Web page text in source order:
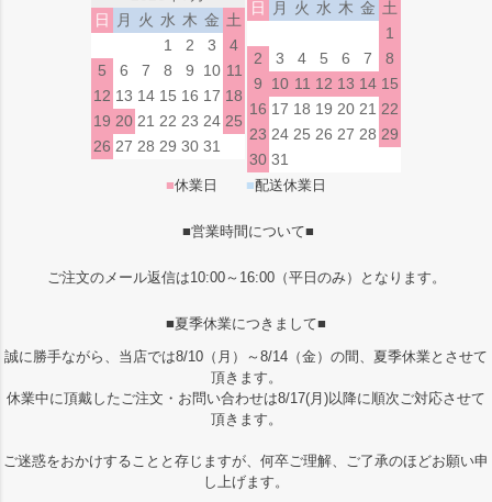
日
月 火 水 木 金 土
1
2 3
4
5
6 7 8 9 10 11
12 13 14 15 16 17 18
19 20 21 22 23 24 25
26 27 28 29 30 31
日
月 火 水 木 金 土
1
2
3 4 5 6 7
8
9
10 11 12 13 14 15
16 17 18 19 20 21 22
23 24 25 26 27 28 29
30 31
■休業日 ■配送休業日
■営業時間について■
ご注文のメール返信は10:00～16:00（平日のみ）となります。
■夏季休業につきまして■
誠に勝手ながら、当店では8/10（月）～8/14（金）の間、夏季休業とさせて
頂きます。
休業中に頂戴したご注文・お問い合わせは8/17(月)以降に順次ご対応させて
頂きます。
ご迷惑をおかけすることと存じますが、何卒ご理解、ご了承のほどお願い申
し上げます。